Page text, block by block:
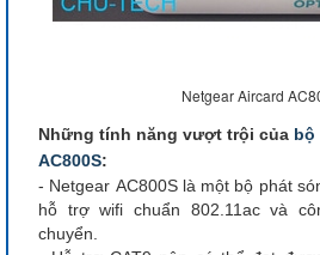
Netgear Aircard
Những tính năng vượt trội của bộ
AC800S:
- Netgear AC800S là một bộ phát
hỗ trợ wifi chuẩn 802.11ac và
chuyển.